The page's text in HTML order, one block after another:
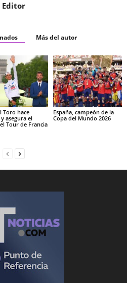
Editor
Más del autor
Toro hace
asegura el
Tour de Francia
España, campeón de la
Copa del Mundo 2026